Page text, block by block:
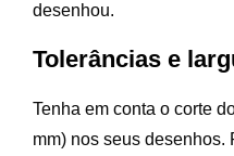
desenhou.
Tolerâncias e
Tenha em conta o corte
mm) nos seus desenhos.